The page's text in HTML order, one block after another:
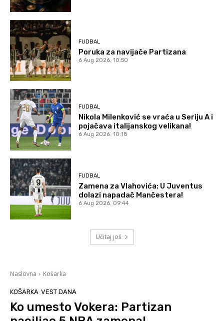
FUDBAL
Poruka za navijače Partizana
6 Aug 2026. 10:50
FUDBAL
Nikola Milenković se vraća u Seriju A i
pojačava italijanskog velikana!
6 Aug 2026. 10:18
FUDBAL
Zamena za Vlahovića: U Juventus
dolazi napadač Mančestera!
6 Aug 2026. 09:44
Učitaj još